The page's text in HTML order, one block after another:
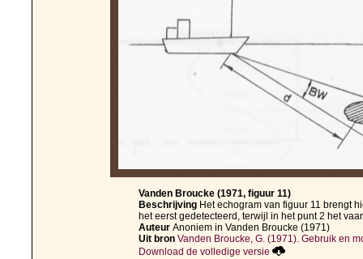
Vanden Broucke (1971, figuur 11)
Beschrijving Het echogram van figuur 11 brengt
het eerst gedetecteerd, terwijl in het punt 2 het
Auteur Anoniem in Vanden Broucke (1971)
Uit bron Vanden Broucke, G. (1971). Gebruik en
Download de volledige versie